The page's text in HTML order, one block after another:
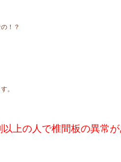
！？
。
上の人で椎間板の異常が